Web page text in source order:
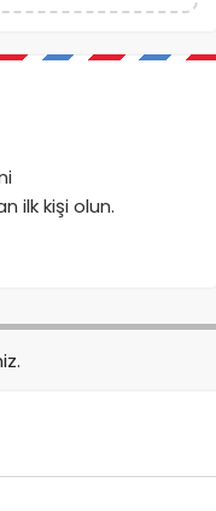
ilk kişi olun.